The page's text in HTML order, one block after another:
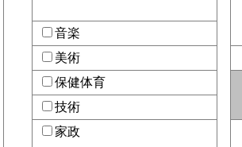
音楽
美術
保健体育
技術
家政